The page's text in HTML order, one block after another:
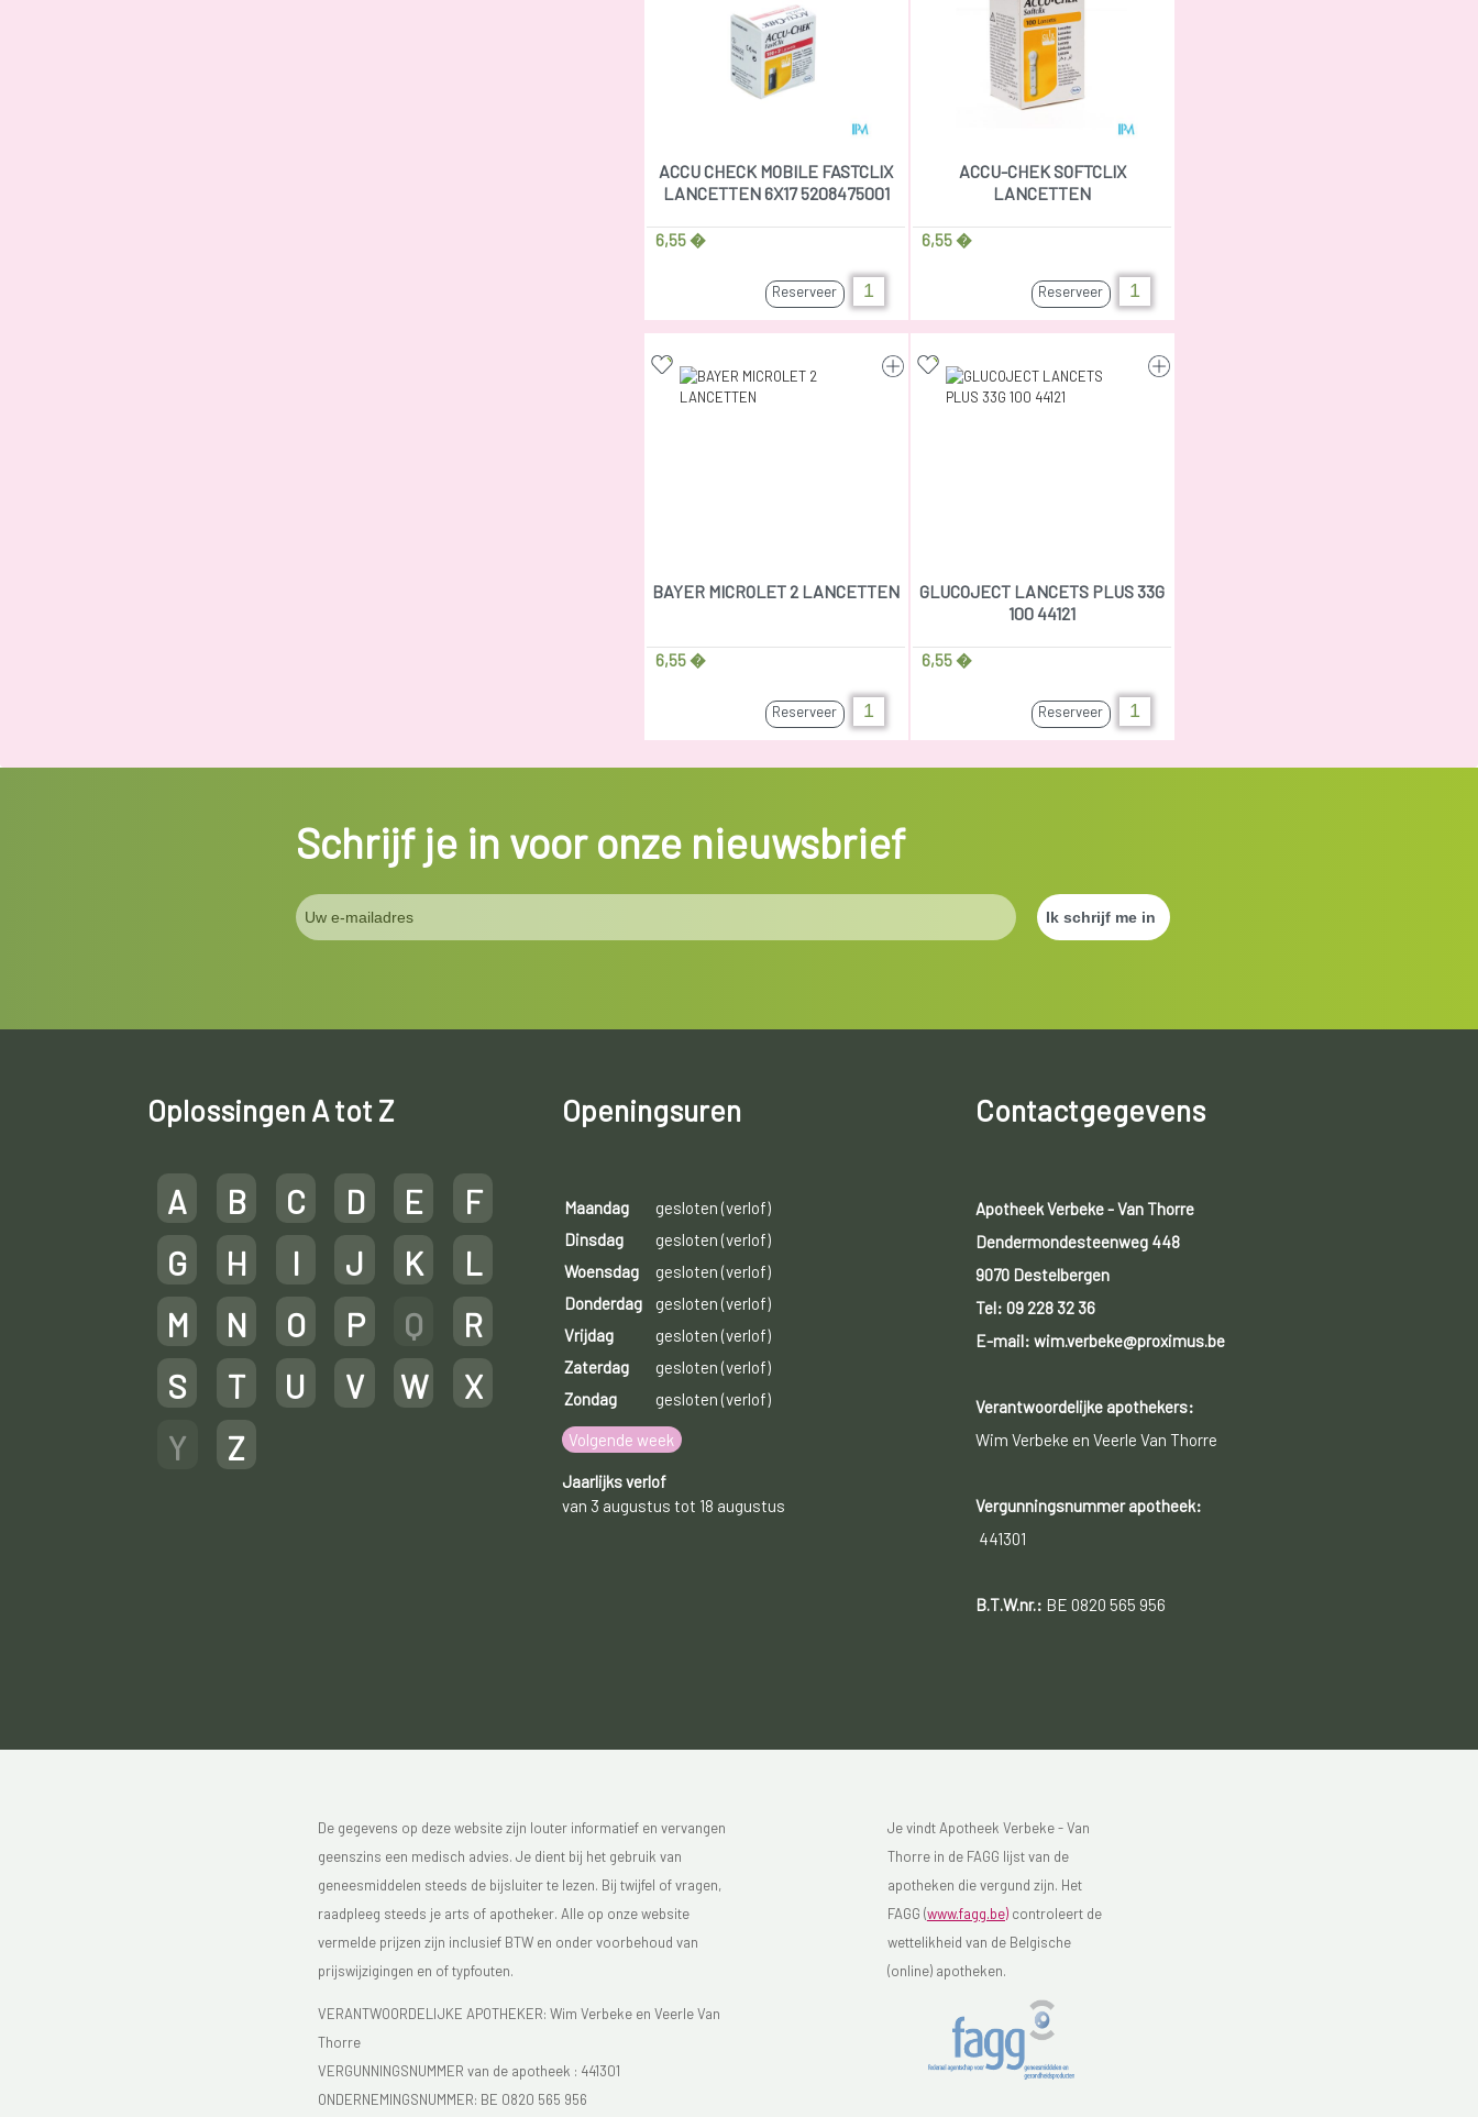
ACCU CHECK MOBILE FASTCLIX
LANCETTEN 6X17 5208475001
6,55 �
Reserveer
ACCU-CHEK SOFTCLIX
LANCETTEN
6,55 �
Reserveer
BAYER MICROLET 2 LANCETTEN
6,55 �
Reserveer
GLUCOJECT LANCETS PLUS 33G
100 44121
6,55 �
Reserveer
Schrijf je in voor onze nieuwsbrief
Oplossingen A tot Z
A B C D E
F
G
H I J K
L
M
N O P Q
R
S
T U V W
X
Y
Z
Openingsuren
Maandag
gesloten (verlof)
Dinsdag
gesloten (verlof)
Woensdag
gesloten (verlof)
Donderdag
gesloten (verlof)
Vrijdag
gesloten (verlof)
Zaterdag
gesloten (verlof)
Zondag
gesloten (verlof)
Volgende week
Jaarlijks verlof
van 3 augustus tot 18 augustus
Contactgegevens
Apotheek Verbeke - Van Thorre
Dendermondesteenweg 448
9070 Destelbergen
Tel: 09 228 32 36
E-mail: wim.verbeke@proximus.be
Verantwoordelijke apothekers:
Wim Verbeke en Veerle Van Thorre
Vergunningsnummer apotheek:
441301
B.T.W.nr.: BE 0820 565 956
De gegevens op deze website zijn louter informatief en vervangen
geenszins een medisch advies. Je dient bij het gebruik van
geneesmiddelen steeds de bijsluiter te lezen. Bij twijfel of vragen,
raadpleeg steeds je arts of apotheker. Alle op onze website
vermelde prijzen zijn inclusief BTW en onder voorbehoud van
prijswijzigingen en of typfouten.
VERANTWOORDELIJKE APOTHEKER: Wim Verbeke en Veerle Van
Thorre
VERGUNNINGSNUMMER van de apotheek : 441301
ONDERNEMINGSNUMMER: BE 0820 565 956
Je vindt Apotheek Verbeke - Van
Thorre in de FAGG lijst van de
apotheken die vergund zijn. Het
FAGG (www.fagg.be)controleert de
wettelikheid van de Belgische
(online) apotheken.